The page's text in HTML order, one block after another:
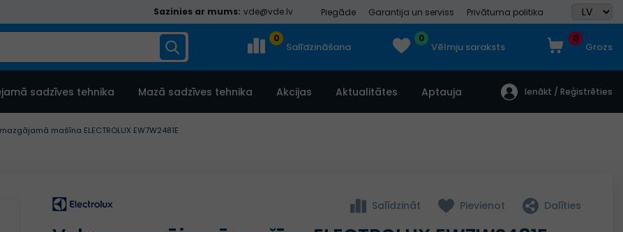
Sazinies ar mums: vde@vde.lv Piegāde Garantija un serviss Privātuma politika
0
Salīdzināšana
0
Vēlmju saraksts
0
Grozs
sadzīves tehnika Mazā sadzīves tehnika Akcijas Aktualitātes Aptauja Ienākt / Reģistrēties
mašīna ELECTROLUX EW7W2481E
Salīdzināt Pievienot Dalīties